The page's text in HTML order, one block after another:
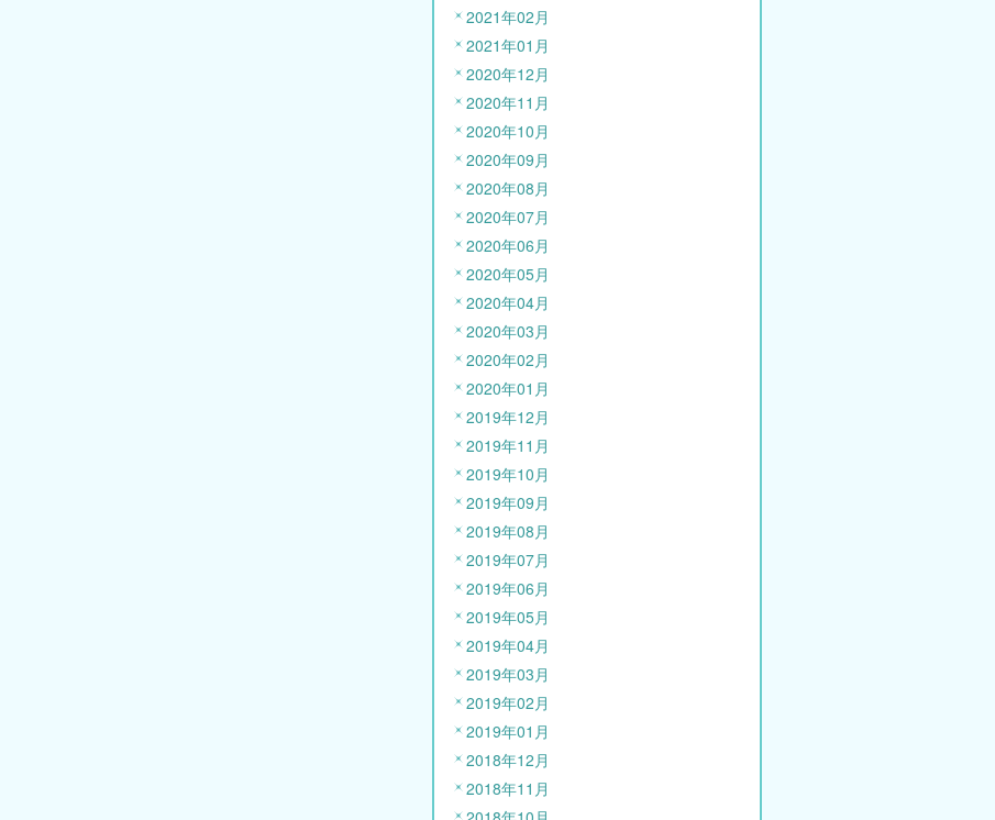
2021年02月
2021年01月
2020年12月
2020年11月
2020年10月
2020年09月
2020年08月
2020年07月
2020年06月
2020年05月
2020年04月
2020年03月
2020年02月
2020年01月
2019年12月
2019年11月
2019年10月
2019年09月
2019年08月
2019年07月
2019年06月
2019年05月
2019年04月
2019年03月
2019年02月
2019年01月
2018年12月
2018年11月